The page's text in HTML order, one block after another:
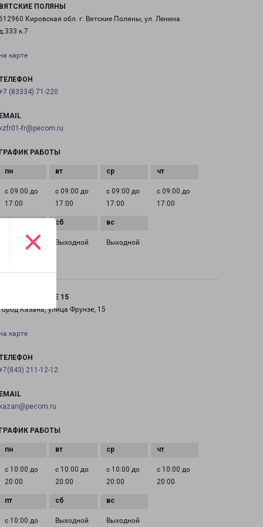
×
ВЯТСКИЕ ПОЛЯНЫ
612960 Кировская обл. г. Вятские Поляны, ул. Ленина
к.7
на карте
(83334) 71-220
EMAIL
kzfr01-fr@pecom.ru
ГРАФИК РАБОТЫ
с 09:00 до
17:00
с 09:00 до
17:00
с 09:00 до
17:00
с 09:00 до
17:00
с 09:00 до
Выходной Выходной
КАЗАНЬ ФРУНЗЕ 15
Казань, улица Фрунзе, 15
на карте
211-12-12
EMAIL
kazan@pecom.ru
ГРАФИК РАБОТЫ
с 10:00 до
20:00
с 10:00 до
20:00
с 10:00 до
20:00
с 10:00 до
20:00
с 10:00 до
Выходной Выходной